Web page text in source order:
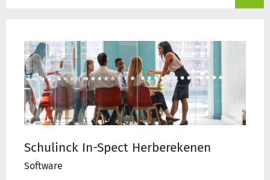
Schulinck In-Spect Herberekenen
Software
informatie
over
Schulinck
Spect
Herberekenen